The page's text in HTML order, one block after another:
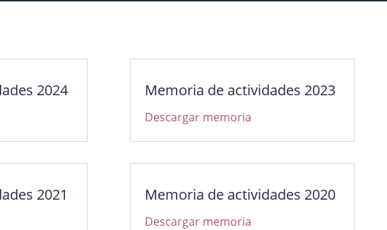
2024 Memoria de actividades 2023
Descargar memoria
2021 Memoria de actividades 2020
Descargar memoria